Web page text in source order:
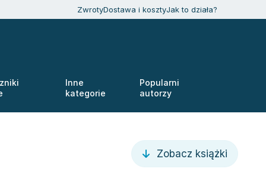
ZwrotyDostawa i kosztyJak to działa?
Inne
kategorie
Popularni
autorzy
Zobacz książki